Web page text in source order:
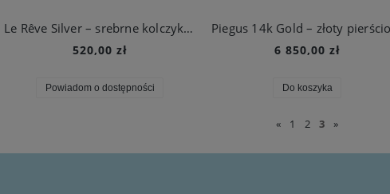
Le Rêve Silver – srebrne kolczyki o rzeźbiarskiej formie
520,00 zł
Powiadom o dostępności
6 850,00 zł
Do koszyka
« 1 2 3 »